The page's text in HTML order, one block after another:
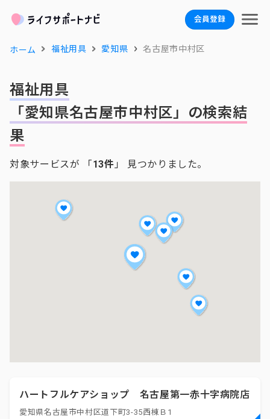
会員登録
ホーム 福祉用具 愛知県 名古屋市中村区
福祉用具
「愛知県名古屋市中村区」の検索結
果
対象サービスが 「13件 」 見つかりました。
ハートフルケアショップ 名古屋第一赤十字病院店
愛知県名古屋市中村区道下町3-35西棟Ｂ1